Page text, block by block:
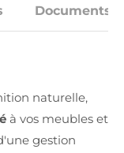
Documents
naturelle,
à vos meubles et
gestion